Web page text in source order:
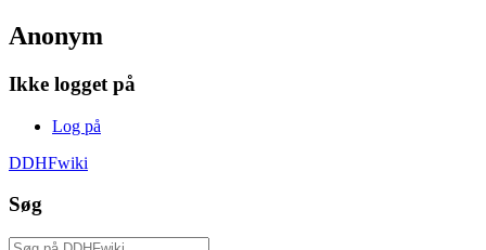
Anonym
Ikke logget på
Log på
DDHFwiki
Søg